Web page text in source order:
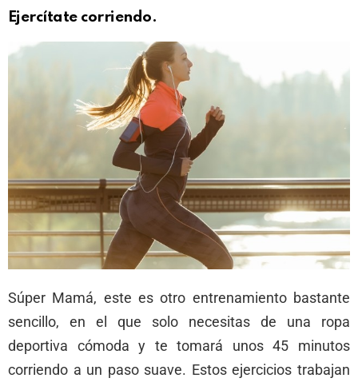
Ejercítate corriendo.
Súper Mamá, este es otro entrenamiento bastante
sencillo, en el que solo necesitas de una ropa
deportiva cómoda y te tomará unos 45 minutos
corriendo a un paso suave. Estos ejercicios trabajan